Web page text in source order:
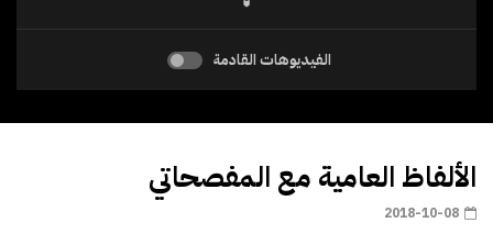
الفيديوهات القادمة
الألفاظ العامية مع المفصحاتي
2018-10-08